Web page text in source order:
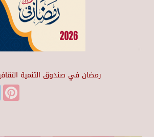
رمضان في صندوق التنمية الثقافية
Twitter